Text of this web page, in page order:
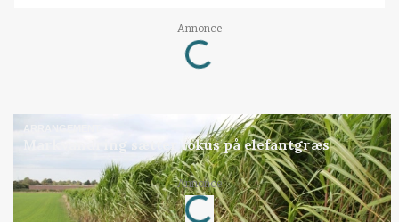
Annonce
Loading...
ARRANGEMENT
Markvandring sætter fokus på elefantgræs
Annonce
Loading...